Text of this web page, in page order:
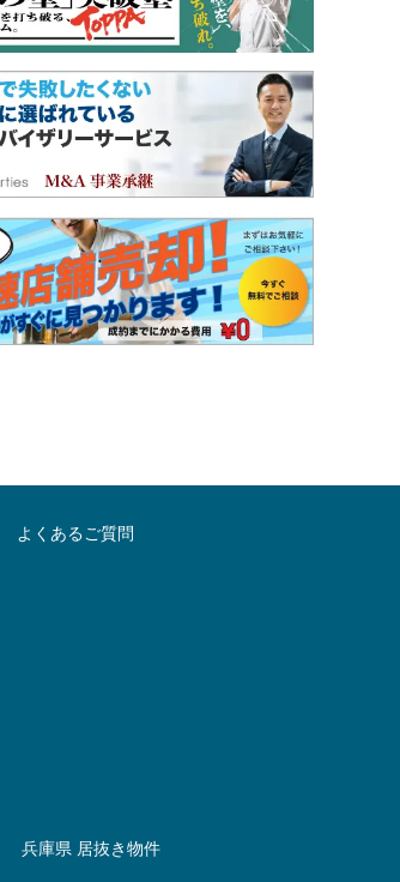
よくあるご質問
兵庫県 居抜き物件